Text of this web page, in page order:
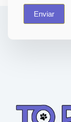
Enviar